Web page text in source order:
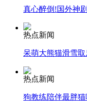
安徽一实载49人客
走！跟着总书记去
真心醉倒!国外神
热点新闻
呆萌大熊猫滑雪取
热点新闻
狗教练陪伴最胖